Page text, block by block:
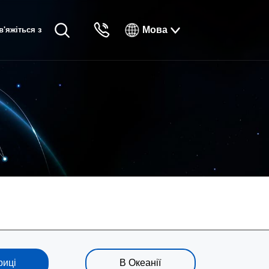
з
нами
Мова
แบบไทยไทย
В Океанії